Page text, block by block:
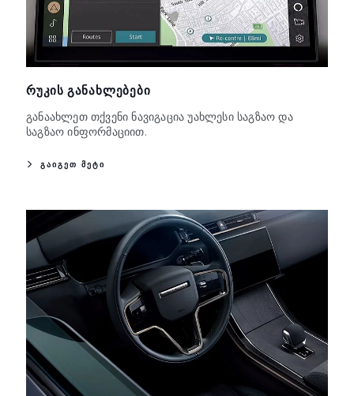
ᲠᲣᲙᲘᲡ ᲒᲐᲜᲐᲮᲚᲔᲑᲔᲑᲘ
განაახლეთ თქვენი ნავიგაცია უახლესი საგზაო და
საგზაო ინფორმაციით.
ᲒᲐᲘᲒᲔᲗ ᲛᲔᲢᲘ